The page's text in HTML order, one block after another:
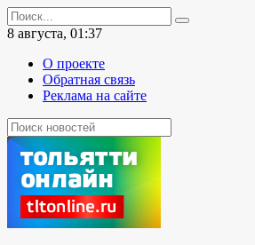
Перейти
к
содержанию
Search
for:
8 августа, 01:37
О проекте
Обратная связь
Реклама на сайте